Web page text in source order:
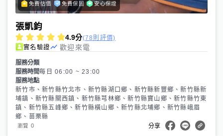
免費估價 免費保固 安心保證
張凱鈞
4.9分(78則評價)
實名驗證
歡迎來電
服務分類
服務時間每日 06:00 ~ 23:00
服務地點
新竹市、新竹縣竹北市、新竹縣湖口鄉、新竹縣新豐鄉、新竹縣新
埔鎮、新竹縣關西鎮、新竹縣芎林鄉、新竹縣寶山鄉、新竹縣竹東
鎮、新竹縣五峰鄉、新竹縣橫山鄉、新竹縣北埔鄉、新竹縣峨眉
鄉、苗栗縣
瀏覽 0 分享